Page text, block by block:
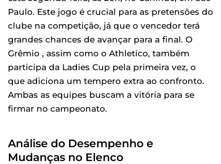
Paulo. Este jogo é crucial para as pretensões do
clube na competição, já que o vencedor terá
grandes chances de avançar para a final. O
Grêmio , assim como o Athletico, também
participa da Ladies Cup pela primeira vez, o
que adiciona um tempero extra ao confronto.
Ambas as equipes buscam a vitória para se
firmar no campeonato.
Análise do Desempenho e
Mudanças no Elenco